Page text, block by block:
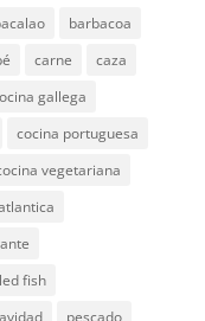
barbacoa
carne
caza
gallega
cocina portuguesa
vegetariana
fish
pescado